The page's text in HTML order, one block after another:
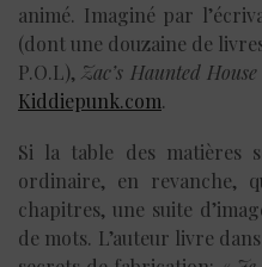
animé. Imaginé par
(dont une douzaine de
P.O.L), Zac’s Haunted House
Kiddiepunk.com
Si la table des matières
ordinaire, en revanche,
chapitres, une suite
de mots. L’auteur livre